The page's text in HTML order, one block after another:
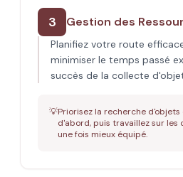
3 Gestion des
Planifiez votre route
minimiser le temps passé
succès de la collecte
💡Priorisez la recherche d'objets
d'abord, puis travaillez sur les
une fois mieux équipé.